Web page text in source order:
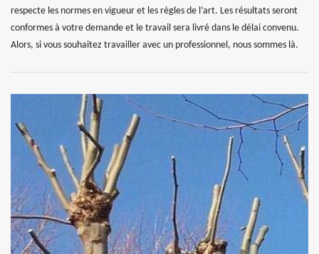
respecte les normes en vigueur et les règles de l’art. Les résultats seront
conformes à votre demande et le travail sera livré dans le délai convenu.
Alors, si vous souhaitez travailler avec un professionnel, nous sommes là.